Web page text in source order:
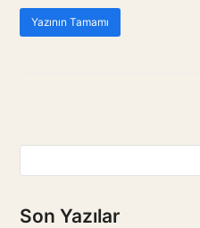
Yazının Tamamı
Son Yazılar